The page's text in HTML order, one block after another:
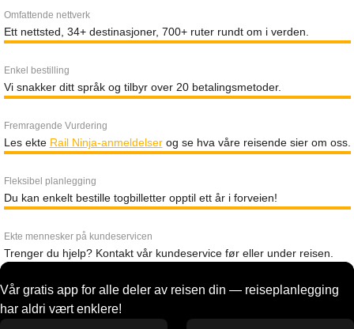
Omfattende nettverk
Ett nettsted, 34+ destinasjoner, 700+ ruter rundt om i verden.
Enkel bestilling
Vi snakker ditt språk og tilbyr over 20 betalingsmetoder.
Fremragende Vurdering
Les ekte Rail Ninja-anmeldelserog se hva våre reisende sier om oss.
Fleksibel planlegging
Du kan enkelt bestille togbilletter opptil ett år i forveien!
Ekte mennesker på kundeservicen
Trenger du hjelp? Kontakt vår kundeservice før eller under reisen.
Vår gratis app for alle deler av reisen din — reiseplanlegging
har aldri vært enklere!